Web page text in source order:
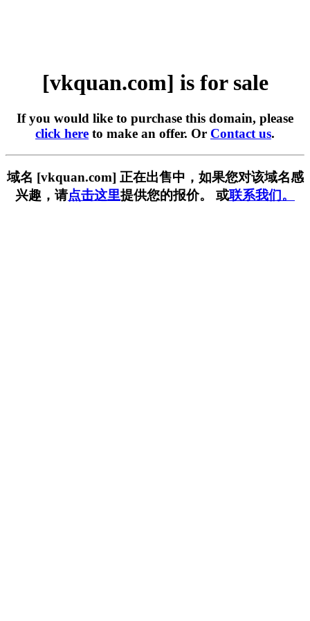
[vkquan.com] is for sale
If you would like to purchase this domain, please
click here to make an offer. Or Contact us.
域名 [vkquan.com] 正在出售中，如果您对该域名感
兴趣，请点击这里提供您的报价。 或联系我们。